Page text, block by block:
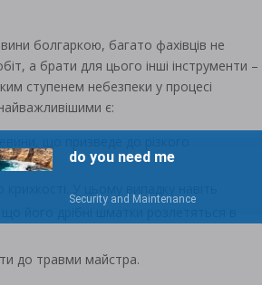
болгаркою, багато фахівців не
а брати для цього інші інструменти –
ступенем небезпеки у процесі
є:
що призведе до різкого
У цьому випадку навіть
його дрібні шматки розлетяться в
до травми майстра.